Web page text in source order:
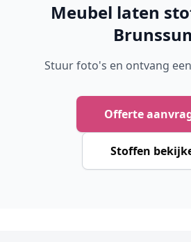
Meubel laten
Stuur foto's en ontvang
Offerte
Stoffen